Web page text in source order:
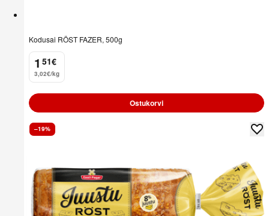
Kodusai RÖST FAZER, 500g
1
. 51€
3,02€/kg
Ostukorvi
–19%